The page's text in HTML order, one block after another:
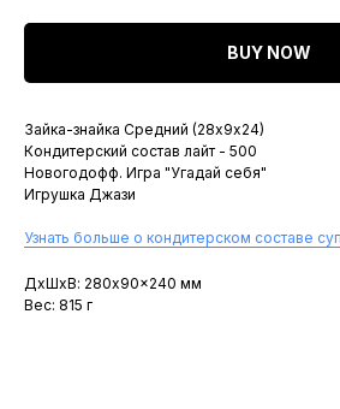
BUY NOW
Зайка-знайка Средний (28х9х24)
Кондитерский состав лайт - 500
Новогодофф. Игра "Угадай себя"
Игрушка Джази
Узнать больше о кондитерском составе
ДxШxВ: 280x90x240 мм
Вес: 815 г